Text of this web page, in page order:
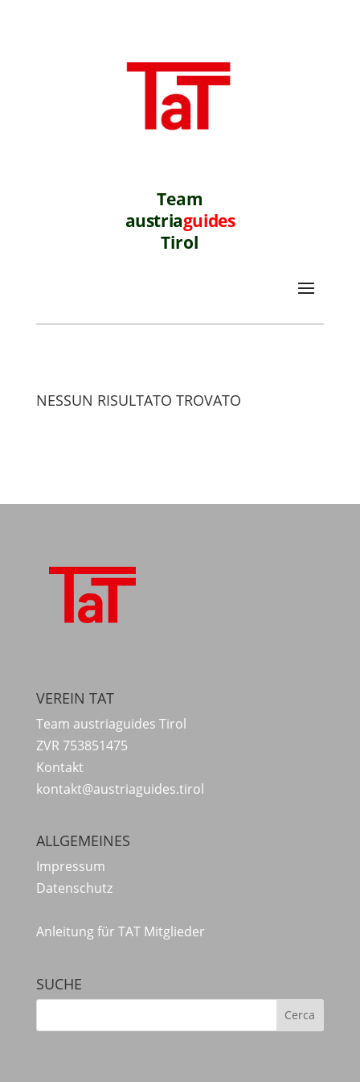
Team
austriaguides
Tirol
NESSUN RISULTATO TROVATO
VEREIN TAT
Team austriaguides Tirol
ZVR 753851475
Kontakt
kontakt@austriaguides.tirol
ALLGEMEINES
Impressum
Datenschutz
Anleitung für TAT Mitglieder
SUCHE